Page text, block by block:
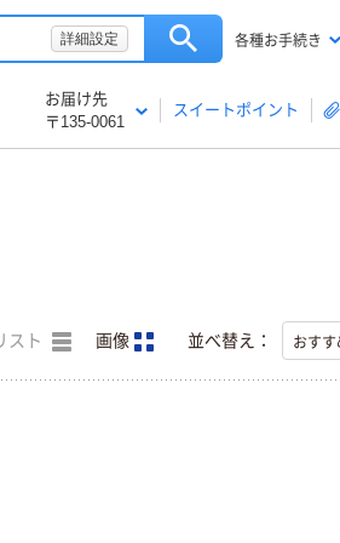
詳細設定 各種お手続き
お届け先
〒135-0061
スイートポイント
スト 画像 並べ替え：